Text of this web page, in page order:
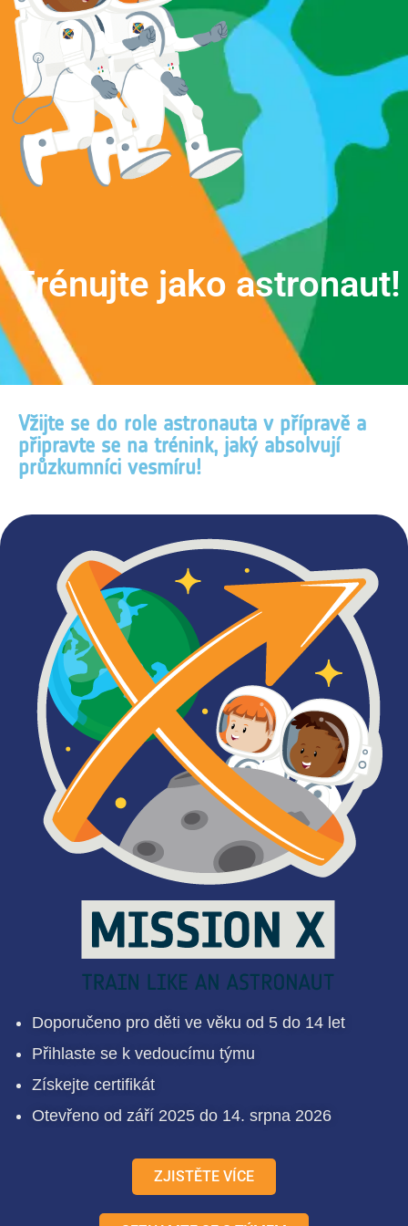
Trénujte jako astronaut!
Vžijte se do role astronauta v přípravě a
připravte se na trénink, jaký absolvují
průzkumníci vesmíru!
Doporučeno pro děti ve věku od 5 do 14 let
Přihlaste se k vedoucímu týmu
Získejte certifikát
Otevřeno od září 2025 do 14. srpna 2026
ZJISTĚTE VÍCE